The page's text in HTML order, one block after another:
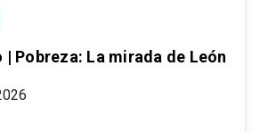
Pobreza: La mirada de León